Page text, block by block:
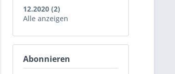
12.2020 (2)
Alle anzeigen
Abonnieren